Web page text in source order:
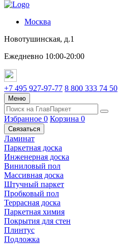
Москва
Новотушинская, д.1
Ежедневно 10:00-20:00
+7 495 927-97-77 8 800 333 74 50
Меню
Избранное 0 Корзина 0
Связаться
Ламинат
Паркетная доска
Инженерная доска
Виниловый пол
Массивная доска
Штучный паркет
Пробковый пол
Террасная доска
Паркетная химия
Покрытия для стен
Плинтус
Подложка